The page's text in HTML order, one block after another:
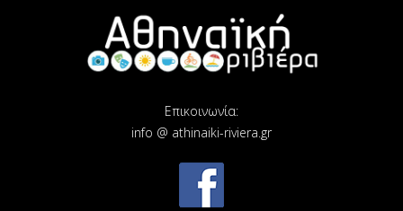
Επικοινωνία:
info @ athinaiki-riviera.gr